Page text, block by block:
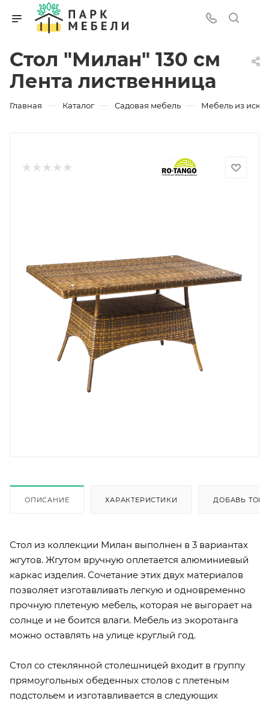
Стол "Милан" 130 см
Лента лиственница
Главная — Каталог — Садовая мебель — Мебель из
ОПИСАНИЕ ХАРАКТЕРИСТИКИ ДОБАВЬ
Стол из коллекции Милан выполнен в 3 вариантах
жгутов. Жгутом вручную оплетается алюминиевый
каркас изделия. Сочетание этих двух материалов
позволяет изготавливать легкую и одновременно
прочную плетеную мебель, которая не выгорает на
солнце и не боится влаги. Мебель из экоротанга
можно оставлять на улице круглый год.
Стол со стеклянной столешницей входит в группу
прямоугольных обеденных столов с плетеным
подстольем и изготавливается в следующих